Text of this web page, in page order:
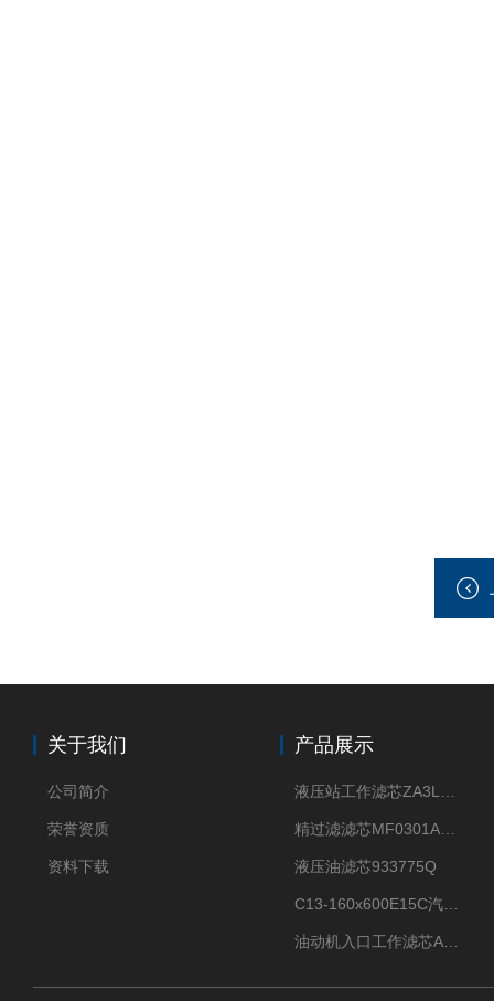
关于我们
公司简介
荣誉资质
资料下载
产品展示
液压油滤芯933775Q